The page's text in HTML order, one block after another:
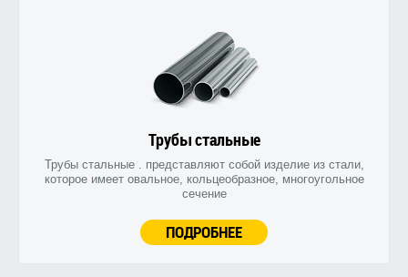
Трубы стальные
Трубы стальные . представляют собой изделие из стали,
которое имеет овальное, кольцеобразное, многоугольное
сечение
ПОДРОБНЕЕ